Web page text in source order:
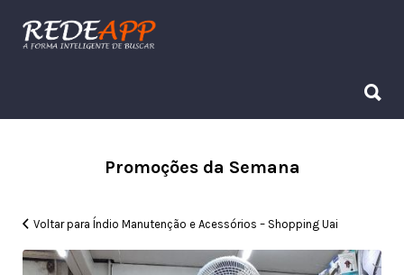
Procurar:
Promoções da Semana
Voltar para Índio Manutenção e Acessórios – Shopping Uai